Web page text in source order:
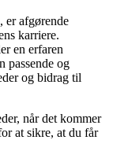
er afgørende
karriere.
en erfaren
passende og
og bidrag til
når det kommer
at sikre, at du får